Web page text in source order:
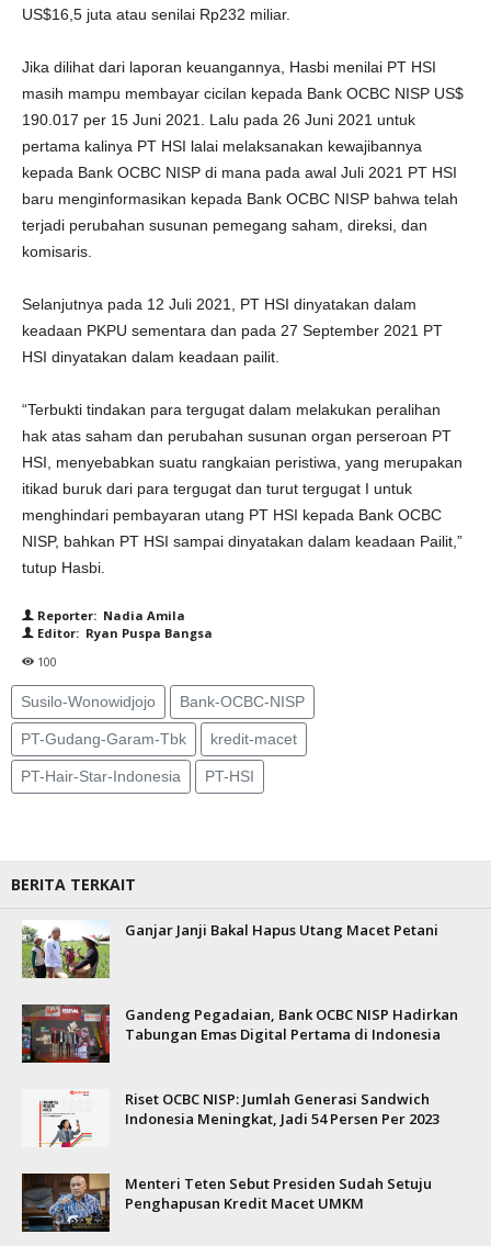
US$16,5 juta atau senilai Rp232 miliar.
Jika dilihat dari laporan keuangannya, Hasbi menilai PT HSI
masih mampu membayar cicilan kepada Bank OCBC NISP US$
190.017 per 15 Juni 2021. Lalu pada 26 Juni 2021 untuk
pertama kalinya PT HSI lalai melaksanakan kewajibannya
kepada Bank OCBC NISP di mana pada awal Juli 2021 PT HSI
baru menginformasikan kepada Bank OCBC NISP bahwa telah
terjadi perubahan susunan pemegang saham, direksi, dan
komisaris.
Selanjutnya pada 12 Juli 2021, PT HSI dinyatakan dalam
keadaan PKPU sementara dan pada 27 September 2021 PT
HSI dinyatakan dalam keadaan pailit.
“Terbukti tindakan para tergugat dalam melakukan peralihan
hak atas saham dan perubahan susunan organ perseroan PT
HSI, menyebabkan suatu rangkaian peristiwa, yang merupakan
itikad buruk dari para tergugat dan turut tergugat I untuk
menghindari pembayaran utang PT HSI kepada Bank OCBC
NISP, bahkan PT HSI sampai dinyatakan dalam keadaan Pailit,”
tutup Hasbi.
Reporter: Nadia Amila
Editor: Ryan Puspa Bangsa
100
Susilo-Wonowidjojo Bank-OCBC-NISP
PT-Gudang-Garam-Tbk kredit-macet
PT-Hair-Star-Indonesia PT-HSI
BERITA TERKAIT
Ganjar Janji Bakal Hapus Utang Macet Petani
Gandeng Pegadaian, Bank OCBC NISP Hadirkan
Tabungan Emas Digital Pertama di Indonesia
Riset OCBC NISP: Jumlah Generasi Sandwich
Indonesia Meningkat, Jadi 54 Persen Per 2023
Menteri Teten Sebut Presiden Sudah Setuju
Penghapusan Kredit Macet UMKM